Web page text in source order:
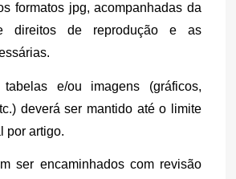
formatos jpg, acompanhadas da
direitos de reprodução e as
e/ou imagens (gráficos,
deverá ser mantido até o limite
por artigo.
ser encaminhados com revisão